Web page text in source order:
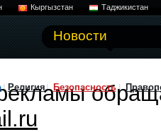
Кыргызстан Таджикистан
Новости
Религия Безопасность